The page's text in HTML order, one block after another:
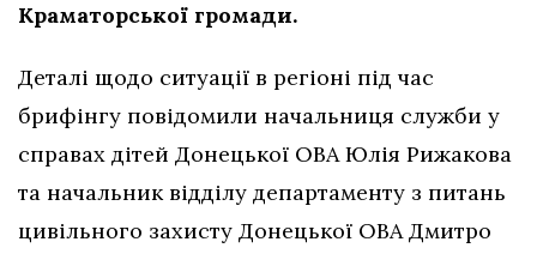
Краматорської громади.
Деталі щодо ситуації в регіоні під час
брифінгу повідомили начальниця служби у
справах дітей Донецької ОВА Юлія Рижакова
та начальник відділу департаменту з питань
цивільного захисту Донецької ОВА Дмитро